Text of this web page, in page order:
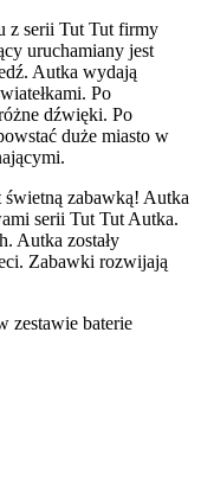
z serii Tut Tut firmy
uruchamiany jest
Autka wydają
Po
dźwięki. Po
duże miasto w
świetną zabawką! Autka
serii Tut Tut Autka.
Autka zostały
Zabawki rozwijają
zestawie baterie